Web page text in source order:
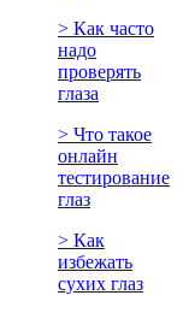
> Как часто
надо
проверять
глаза
> Что такое
онлайн
тестирование
глаз
> Как
избежать
сухих глаз